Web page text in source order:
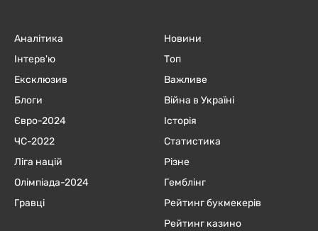
Аналітика
Інтерв'ю
Ексклюзив
Блоги
Євро-2024
ЧC-2022
Ліга націй
Олімпіада-2024
Гравці
Новини
Топ
Важливе
Війна в Україні
Історія
Статистика
Різне
Гемблінг
Рейтинг букмекерів
Рейтинг казино